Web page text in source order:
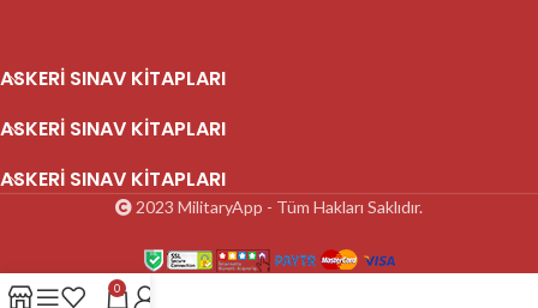
ASKERI SINAV KITAPLARI
ASKERI SINAV KITAPLARI
ASKERI SINAV KITAPLARI
2023 MilitaryApp - Tüm Hakları Saklıdır.
0